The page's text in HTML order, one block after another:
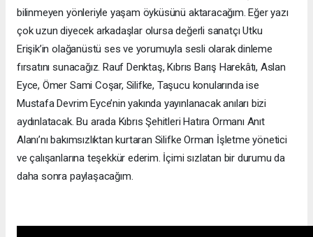
bilinmeyen yönleriyle yaşam öyküsünü aktaracağım. Eğer yazı
çok uzun diyecek arkadaşlar olursa değerli sanatçı Utku
Erişik’in olağanüstü ses ve yorumuyla sesli olarak dinleme
fırsatını sunacağız. Rauf Denktaş, Kıbrıs Barış Harekâtı, Aslan
Eyce, Ömer Sami Coşar, Silifke, Taşucu konularında ise
Mustafa Devrim Eyce’nin yakında yayınlanacak anıları bizi
aydınlatacak. Bu arada Kıbrıs Şehitleri Hatıra Ormanı Anıt
Alanı’nı bakımsızlıktan kurtaran Silifke Orman İşletme yönetici
ve çalışanlarına teşekkür ederim. İçimi sızlatan bir durumu da
daha sonra paylaşacağım.